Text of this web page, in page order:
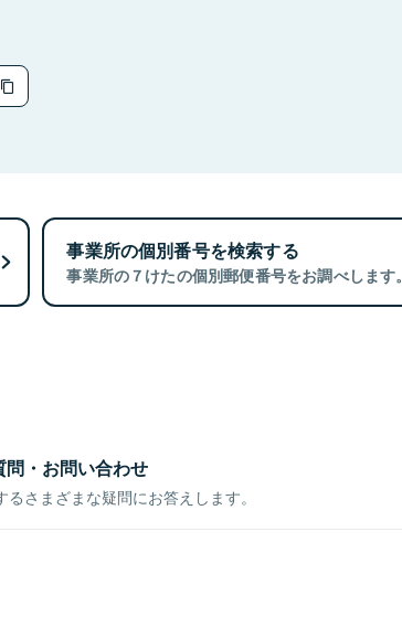
事業所の個別番号を検索する
事業所の７けたの個別郵便番号をお調べします。
問・お問い合わせ
さまざまな疑問にお答えします。